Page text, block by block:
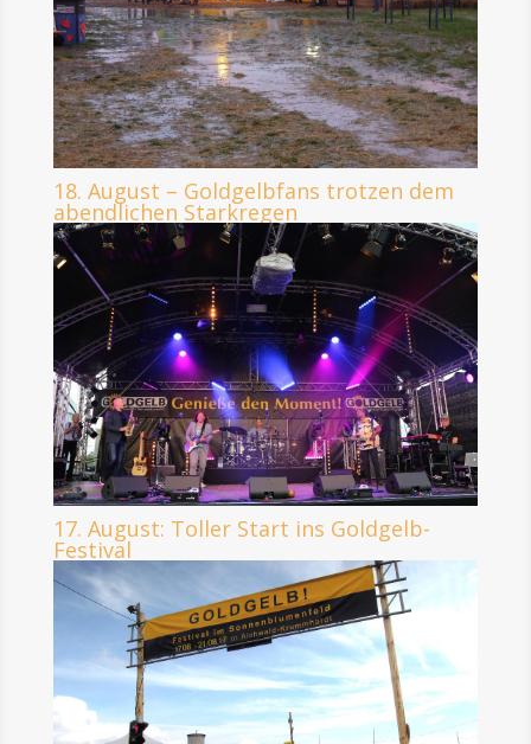
18. August – Goldgelbfans trotzen dem
abendlichen Starkregen
17. August: Toller Start ins Goldgelb-
Festival